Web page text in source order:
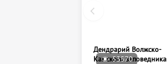
53570
Дендрарий Волжско-
Камского заповедника